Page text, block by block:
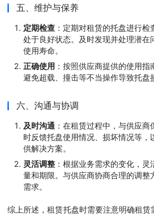
五、维护与保养
定期检查 ：定期对租赁的托盘进行
处于良好状态。及时发现并处理潜在
使用寿命。
正确使用 ：按照供应商提供的使用指
避免超载、撞击等不当操作导致托盘
六、沟通与协调
及时沟通 ：在租赁过程中，与供应商
时反馈托盘使用情况、损坏情况等，
供解决方案。
灵活调整 ：根据业务需求的变化，
量和期限。与供应商协商合理的调整
需求。
综上所述，租赁托盘时需要注意明确租赁